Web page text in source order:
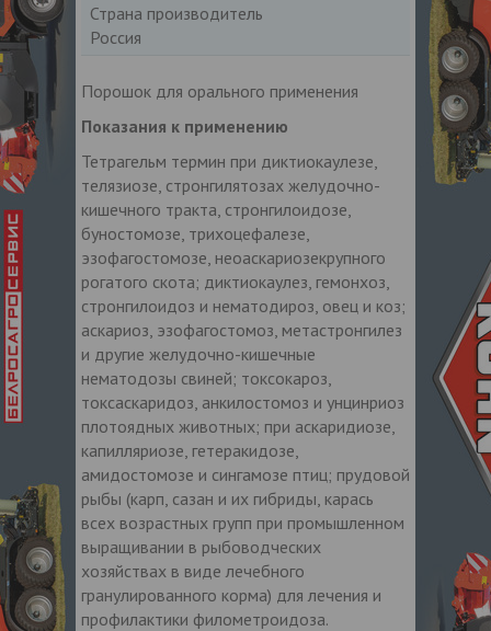
Страна производитель
Россия
Порошок для орального применения
Показания к применению
Тетрагельм термин при диктиокаулезе,
телязиозе, стронгилятозах желудочно-
кишечного тракта, стронгилоидозе,
буностомозе, трихоцефалезе,
эзофагостомозе, неоаскариозекрупного
рогатого скота; диктиокаулез, гемонхоз,
стронгилоидоз и нематодироз, овец и коз;
аскариоз, эзофагостомоз, метастронгилез
и другие желудочно-кишечные
нематодозы свиней; токсокароз,
токсаскаридоз, анкилостомоз и унцинриоз
плотоядных животных; при аскаридиозе,
капилляриозе, гетеракидозе,
амидостомозе и сингамозе птиц; прудовой
рыбы (карп, сазан и их гибриды, карась
всех возрастных групп при промышленном
выращивании в рыбоводческих
хозяйствах в виде лечебного
гранулированного корма) для лечения и
профилактики филометроидоза.